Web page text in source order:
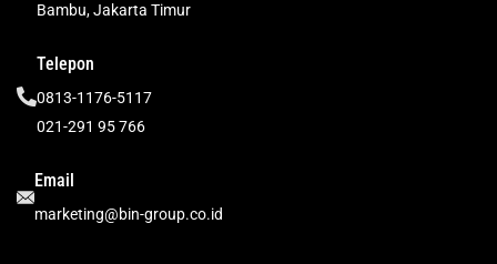
Bambu, Jakarta Timur
Telepon
0813-1176-5117
021-291 95 766
Email
marketing@bin-group.co.id